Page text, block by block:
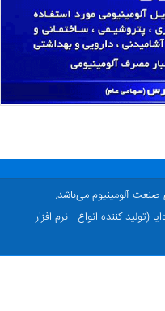
آلومینیوم می‌باشد.
کننده انواع نرم افزار